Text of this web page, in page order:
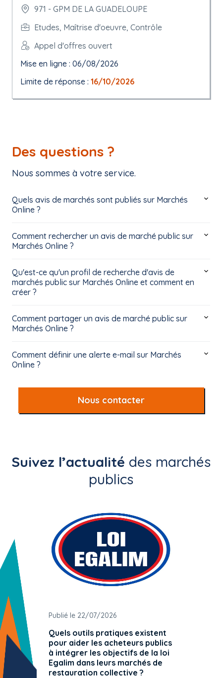
971 - GPM DE LA GUADELOUPE
Etudes, Maîtrise d'oeuvre, Contrôle
Appel d'offres ouvert
Mise en ligne : 06/08/2026
Limite de réponse : 16/10/2026
Des questions ?
Nous sommes à votre service.
Quels avis de marchés sont publiés sur Marchés
Online ?
Comment rechercher un avis de marché public sur
Marchés Online ?
Qu'est-ce qu'un profil de recherche d'avis de
marchés public sur Marchés Online et comment en
créer ?
Comment partager un avis de marché public sur
Marchés Online ?
Comment définir une alerte e-mail sur Marchés
Online ?
Nous contacter
Suivez l’actualité des marchés
publics
Publié le 22/07/2026
Quels outils pratiques existent
pour aider les acheteurs publics
à intégrer les objectifs de la loi
Egalim dans leurs marchés de
restauration collective ?